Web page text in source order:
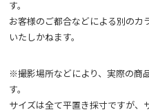
す。
お客様のご都合などによる別のカ
いたしかねます。
※撮影場所などにより、実際の商
す。
サイズは全て平置き採寸ですが、